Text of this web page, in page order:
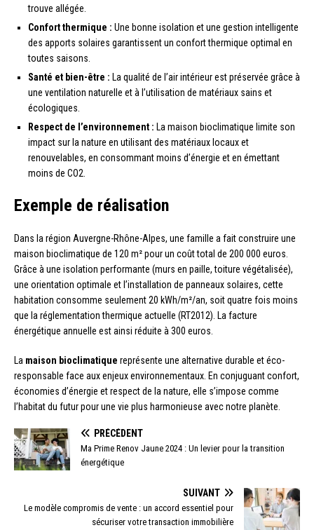
trouve allégée.
Confort thermique : Une bonne isolation et une gestion intelligente
des apports solaires garantissent un confort thermique optimal en
toutes saisons.
Santé et bien-être : La qualité de l’air intérieur est préservée grâce à
une ventilation naturelle et à l’utilisation de matériaux sains et
écologiques.
Respect de l’environnement : La maison bioclimatique limite son
impact sur la nature en utilisant des matériaux locaux et
renouvelables, en consommant moins d’énergie et en émettant
moins de CO2.
Exemple de réalisation
Dans la région Auvergne-Rhône-Alpes, une famille a fait construire une
maison bioclimatique de 120 m² pour un coût total de 200 000 euros.
Grâce à une isolation performante (murs en paille, toiture végétalisée),
une orientation optimale et l’installation de panneaux solaires, cette
habitation consomme seulement 20 kWh/m²/an, soit quatre fois moins
que la réglementation thermique actuelle (RT2012). La facture
énergétique annuelle est ainsi réduite à 300 euros.
La maison bioclimatique représente une alternative durable et éco-
responsable face aux enjeux environnementaux. En conjuguant confort,
économies d’énergie et respect de la nature, elle s’impose comme
l’habitat du futur pour une vie plus harmonieuse avec notre planète.
PRÉCÉDENT
Ma Prime Renov Jaune 2024 : Un levier pour la transition
énergétique
SUIVANT
Le modèle compromis de vente : un accord essentiel pour
sécuriser votre transaction immobilière